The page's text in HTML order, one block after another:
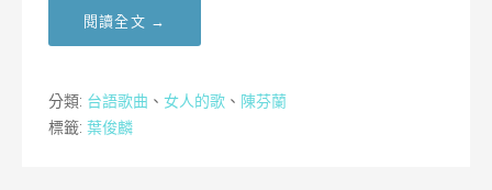
閱讀全文 →
分類: 台語歌曲 、 女人的歌 、 陳芬蘭
標籤: 葉俊麟